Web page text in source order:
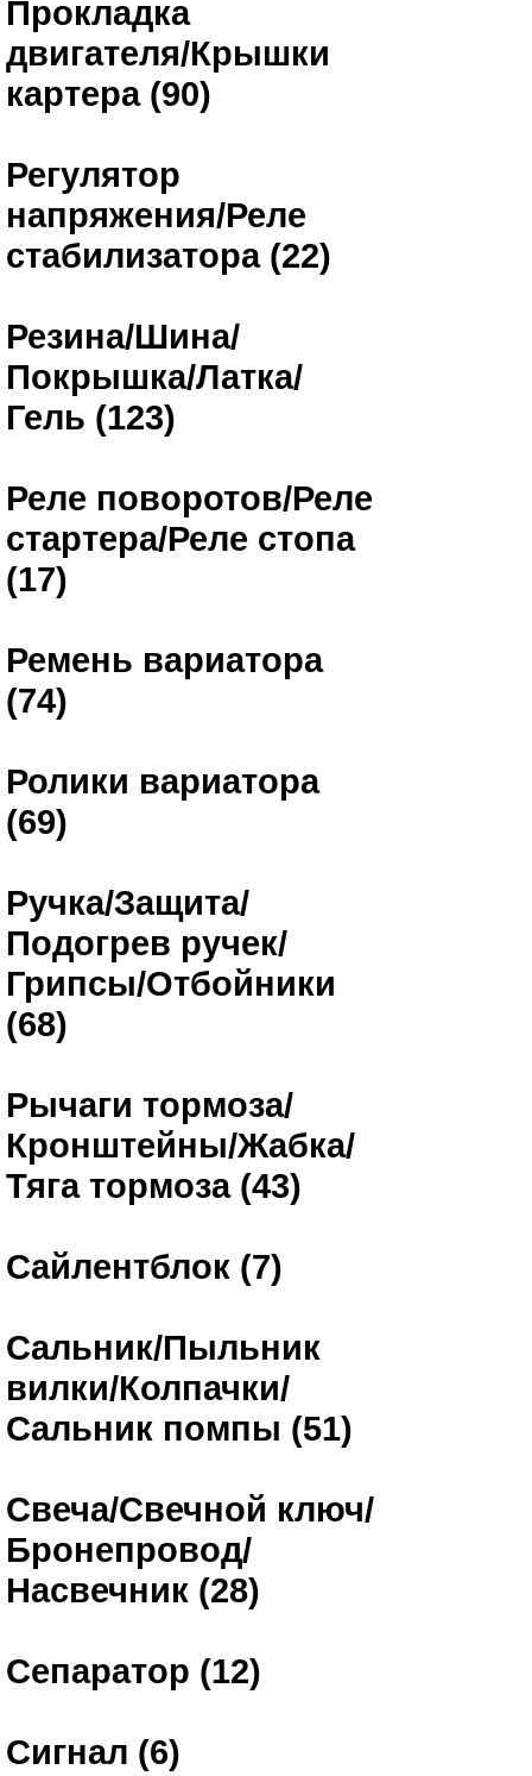
Прокладка
двигателя/Крышки
картера (90)
Регулятор
напряжения/Реле
стабилизатора (22)
Резина/Шина/
Покрышка/Латка/
Гель (123)
Реле поворотов/Реле
стартера/Реле стопа
(17)
Ремень вариатора
(74)
Ролики вариатора
(69)
Ручка/Защита/
Подогрев ручек/
Грипсы/Отбойники
(68)
Рычаги тормоза/
Кронштейны/Жабка/
Тяга тормоза (43)
Сайлентблок (7)
Сальник/Пыльник
вилки/Колпачки/
Сальник помпы (51)
Свеча/Свечной ключ/
Бронепровод/
Насвечник (28)
Сепаратор (12)
Сигнал (6)